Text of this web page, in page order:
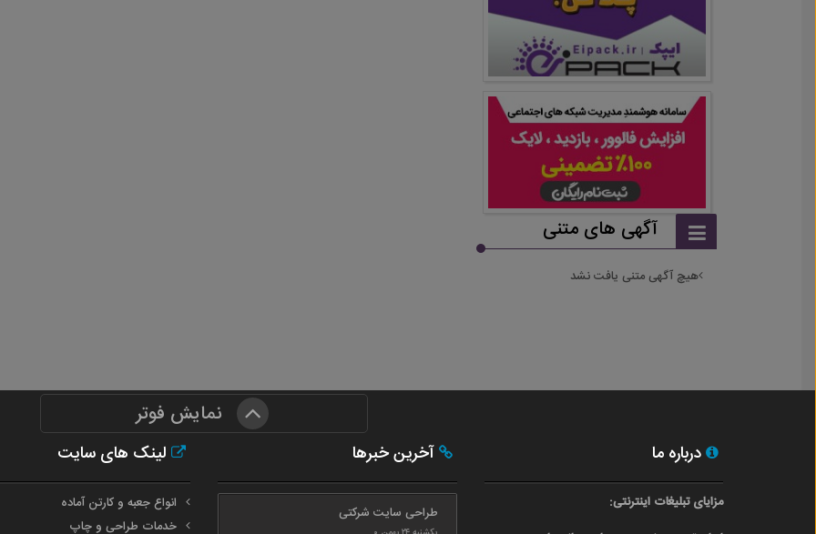
آگهی های متنی
هیچ آگهی متنی یافت نشد
نمایش فوتر
درباره ما
مزایای تبلیغات اینترنتی:
آخرین خبرها
طراحی سایت شرکتی
لینک های سایت
انواع جعبه و کارتن آماده
خدمات طراحی و چاپ